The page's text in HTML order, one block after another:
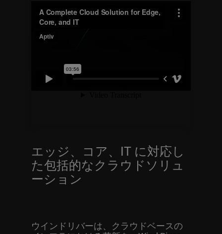
エッジ、コア、IT に対応し
た包括的なクラウドソリュ
ーション
ウインドリバーは、クラウドベースの